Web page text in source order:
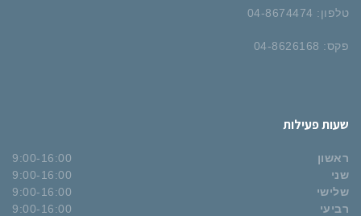
טלפון: 04-8674474
פקס: 04-8626168
שעות פעילות
ראשון
9:00-16:00
שני
9:00-16:00
שלישי
9:00-16:00
רביעי
9:00-16:00